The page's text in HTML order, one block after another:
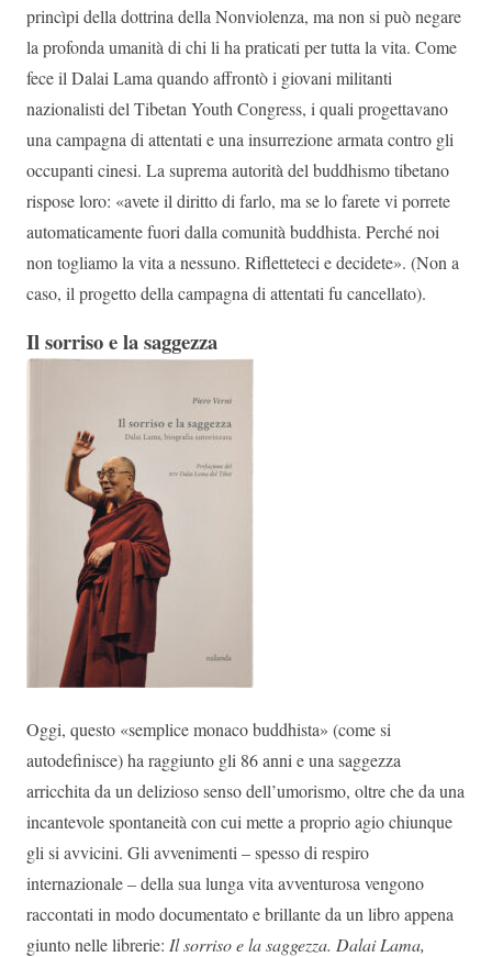
princìpi della dottrina della Nonviolenza, ma non si può negare
la profonda umanità di chi li ha praticati per tutta la vita. Come
fece il Dalai Lama quando affrontò i giovani militanti
nazionalisti del Tibetan Youth Congress, i quali progettavano
una campagna di attentati e una insurrezione armata contro gli
occupanti cinesi. La suprema autorità del buddhismo tibetano
rispose loro: «avete il diritto di farlo, ma se lo farete vi porrete
automaticamente fuori dalla comunità buddhista. Perché noi
non togliamo la vita a nessuno. Rifletteteci e decidete». (Non a
caso, il progetto della campagna di attentati fu cancellato).
Il sorriso e la saggezza
Oggi, questo «semplice monaco buddhista» (come si
autodefinisce) ha raggiunto gli 86 anni e una saggezza
arricchita da un delizioso senso dell’umorismo, oltre che da una
incantevole spontaneità con cui mette a proprio agio chiunque
gli si avvicini. Gli avvenimenti – spesso di respiro
internazionale – della sua lunga vita avventurosa vengono
raccontati in modo documentato e brillante da un libro appena
giunto nelle librerie: Il sorriso e la saggezza. Dalai Lama,